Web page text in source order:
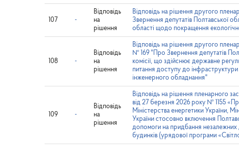
107 -
Відповідь
на
рішення
Відповідь на рішення другого
Звернення депутатів Полтавської
області щодо покращення
108 -
Відповідь
на
рішення
Відповідь на рішення другого
№ 169 "Про Звернення депутатів
комісії, що здійснює державне
питання доступу до
інженерного обладнання"
109 -
Відповідь
на
рішення
Відповідь на рішення пленарного
від 27 березня 2026 року № 1155
Міністерства енергетики України,
України стосовно включення
допомоги на придбання незалежних
будинків (урядової програми